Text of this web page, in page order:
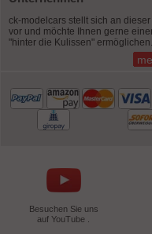
ck-modelcars stellt sich an dieser
vor und möchte Ihnen gerne
"hinter die Kulissen" ermöglichen.
Besuchen Sie uns
auf YouTube .